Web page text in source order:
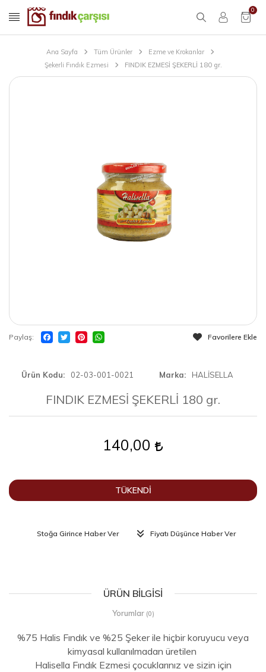
0
Ana Sayfa Tüm Ürünler
Ezme ve Krokanlar
Şekerli Fındık Ezmesi
FINDIK EZMESİ ŞEKERLİ 180 gr.
Paylaş Favorilere Ekle
Ürün Kodu 02-03-001-0021 Marka HALİSELLA
FINDIK EZMESİ ŞEKERLİ 180 gr.
140,00
TÜKENDİ
Stoğa Girince Haber Ver Fiyatı Düşünce Haber Ver
ÜRÜN BILGISI
Yorumlar (0)
%75 Halis Fındık ve %25 Şeker ile hiçbir koruyucu veya
kimyasal kullanılmadan üretilen
Halisella Fındık Ezmesi çocuklarınız ve sizin için